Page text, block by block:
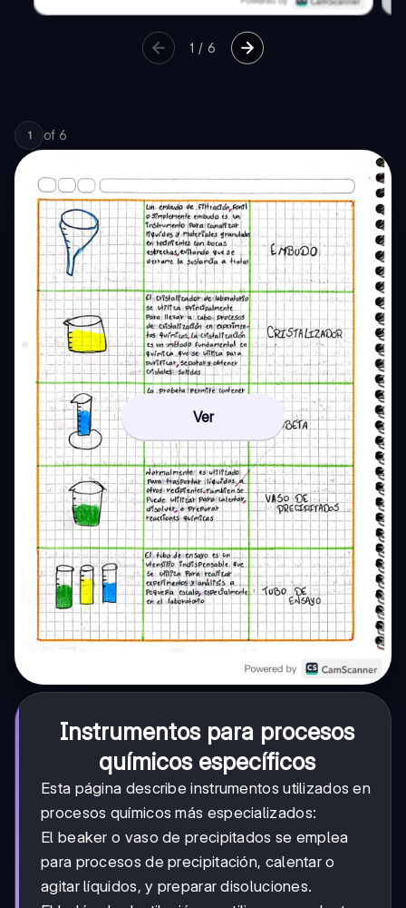
1 /6
1 of 6
Ver
Instrumentos para procesos
químicos específicos
Esta página describe instrumentos utilizados en
procesos químicos más especializados:
El beaker o vaso de precipitados se emplea
para procesos de precipitación, calentar o
agitar líquidos, y preparar disoluciones.